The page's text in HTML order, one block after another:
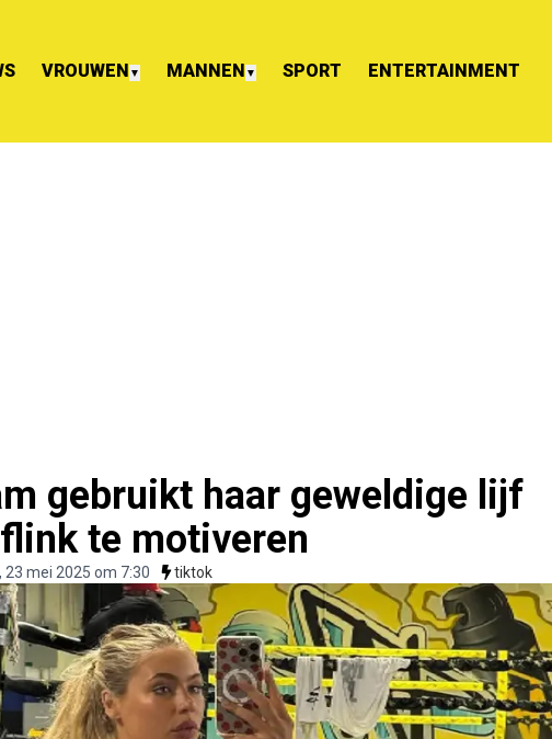
VROUWEN ▼ MANNEN ▼ SPORT ENTERTAINMENT
gebruikt haar geweldige lijf
te motiveren
23 mei 2025 om 7:30 tiktok